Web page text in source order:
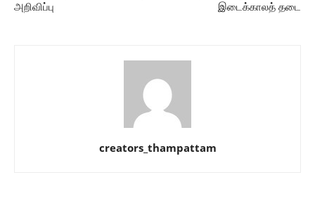
அறிவிப்பு
இடைக்காலத் தடை
creators_thampattam